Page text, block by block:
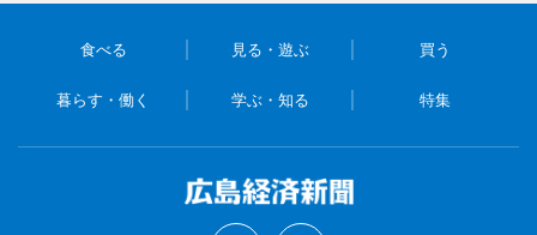
食べる 見る・遊ぶ 買う
暮らす・働く 学ぶ・知る 特集